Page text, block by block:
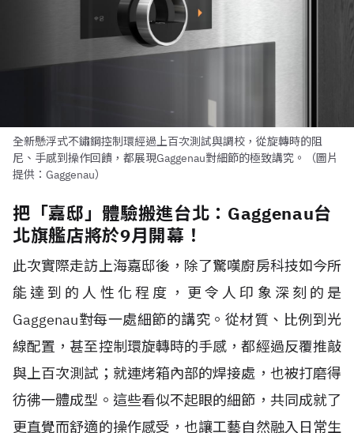
全新懸浮式不鏽鋼控制環經過上百次測試與調校，從旋轉時的阻
尼、手感到操作回饋，都展現Gaggenau對細節的極致講究。（圖片
提供：Gaggenau）
把「嘉邸」體驗搬進台北：Gaggenau台
北旗艦店將於9月開幕！
此次實際走訪上海嘉邸後，除了驚嘆廚房科技如今所
能達到的人性化程度，更令人印象深刻的是
Gaggenau對每一處細節的講究。從材質、比例到光
線配置，甚至控制環旋轉時的手感，都經過反覆推敲
與上百次測試；就連烤箱內部的焊接處，也被打磨得
彷彿一體成型。這些看似不起眼的細節，共同成就了
更直覺而舒適的操作感受，也讓工藝自然融入日常生